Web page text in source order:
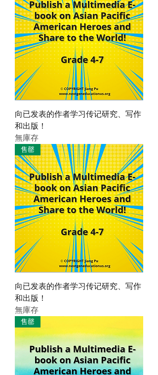
向已发表的作者学习传记研究、写作
和出版！
無庫存
售罄
向已发表的作者学习传记研究、写作
和出版！
無庫存
售罄